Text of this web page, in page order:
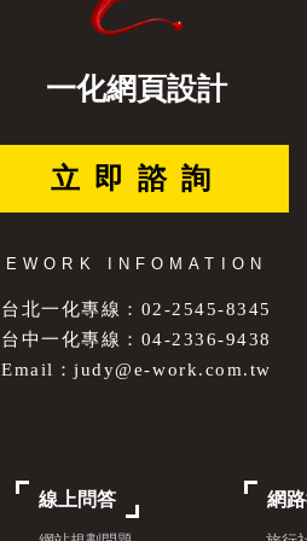
一化網頁設計
立即諮詢
EWORK INFOMATION
台北一化專線：02-2545-8345
台中一化專線：04-2336-9438
Email：judy@e-work.com.tw
線上問答 網